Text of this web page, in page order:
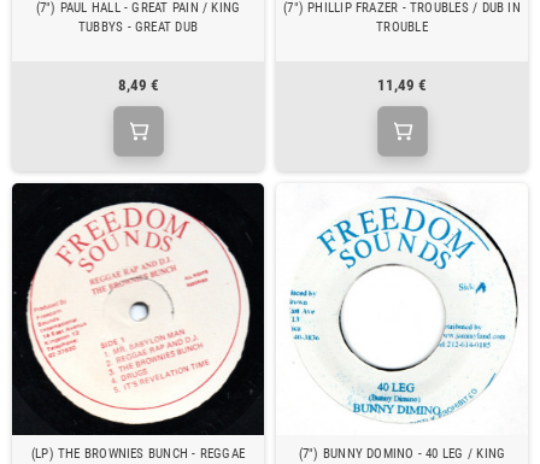
(7") PAUL HALL - GREAT PAIN / KING
TUBBYS - GREAT DUB
8,49 €
(7") PHILLIP FRAZER - TROUBLES / DUB IN
TROUBLE
11,49 €
(LP) THE BROWNIES BUNCH - REGGAE
(7") BUNNY DOMINO - 40 LEG / KING